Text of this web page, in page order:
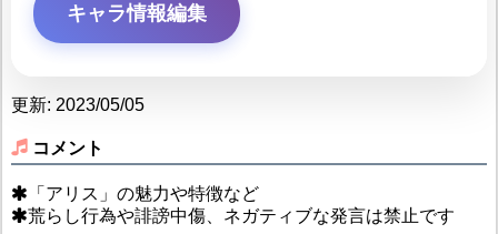
キャラ情報編集
更新: 2023/05/05
コメント
「アリス」の魅力や特徴など
荒らし行為や誹謗中傷、ネガティブな発言は禁止です